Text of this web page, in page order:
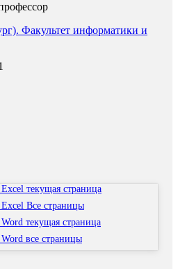
Факультет информатики и
текущая страница
Все страницы
текущая страница
все страницы